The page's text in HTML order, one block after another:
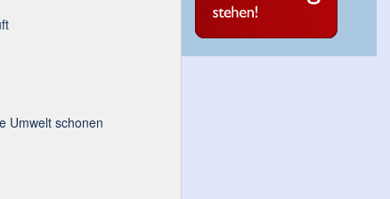
Umwelt schonen